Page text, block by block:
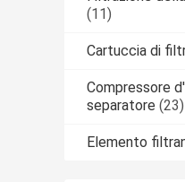
(11)
Cartuccia di
Compressore
separatore (23)
Elemento